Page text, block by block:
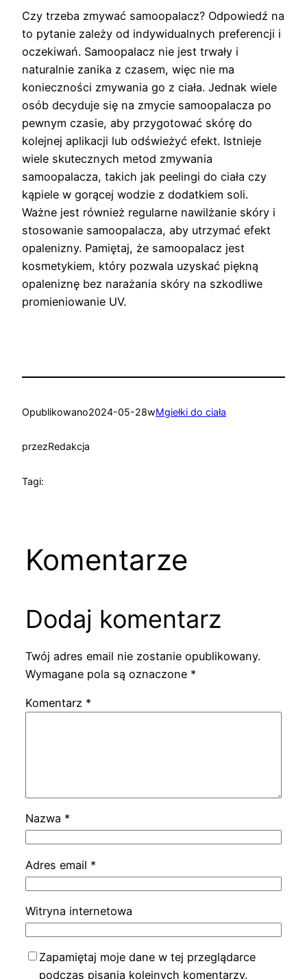
Czy trzeba zmywać samoopalacz? Odpowiedź na
to pytanie zależy od indywidualnych preferencji i
oczekiwań. Samoopalacz nie jest trwały i
naturalnie zanika z czasem, więc nie ma
konieczności zmywania go z ciała. Jednak wiele
osób decyduje się na zmycie samoopalacza po
pewnym czasie, aby przygotować skórę do
kolejnej aplikacji lub odświeżyć efekt. Istnieje
wiele skutecznych metod zmywania
samoopalacza, takich jak peelingi do ciała czy
kąpiele w gorącej wodzie z dodatkiem soli.
Ważne jest również regularne nawilżanie skóry i
stosowanie samoopalacza, aby utrzymać efekt
opalenizny. Pamiętaj, że samoopalacz jest
kosmetykiem, który pozwala uzyskać piękną
opaleniznę bez narażania skóry na szkodliwe
promieniowanie UV.
Opublikowano2024-05-28wMgiełki do ciała
przezRedakcja
Tagi:
Komentarze
Dodaj komentarz
Twój adres email nie zostanie opublikowany.
Wymagane pola są oznaczone *
Komentarz *
Nazwa *
Adres email *
Witryna internetowa
Zapamiętaj moje dane w tej przeglądarce
podczas pisania kolejnych komentarzy.